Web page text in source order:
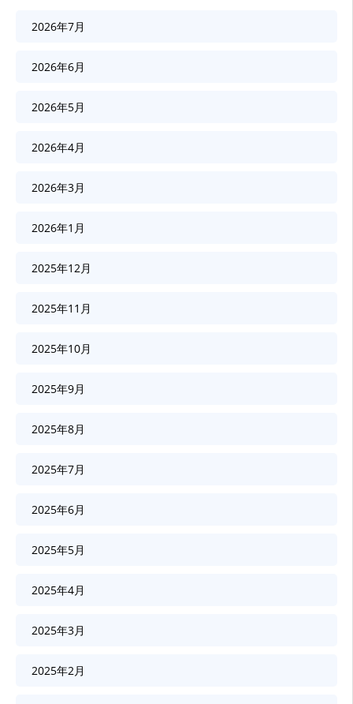
2026年7月
2026年6月
2026年5月
2026年4月
2026年3月
2026年1月
2025年12月
2025年11月
2025年10月
2025年9月
2025年8月
2025年7月
2025年6月
2025年5月
2025年4月
2025年3月
2025年2月